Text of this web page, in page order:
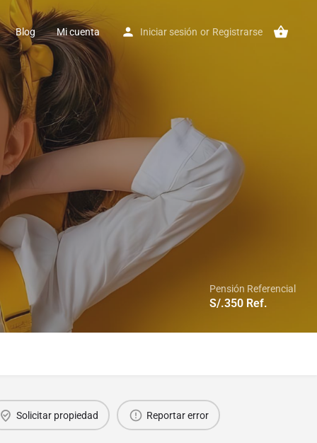
Blog Mi cuenta Iniciar sesión or Registrarse
Pensión Referencial
S/.350 Ref.
Solicitar propiedad Reportar error